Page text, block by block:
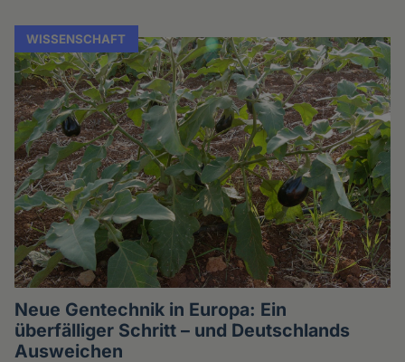
WISSENSCHAFT
Neue Gentechnik in Europa: Ein
überfälliger Schritt – und Deutschlands
Ausweichen